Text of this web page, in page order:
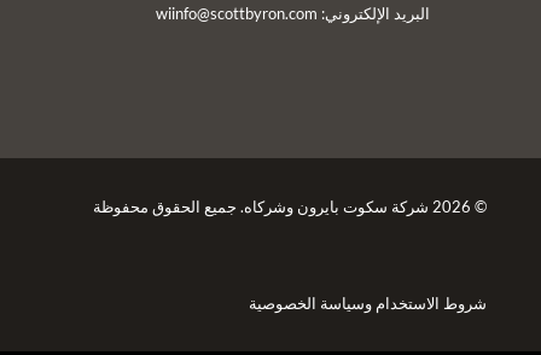
البريد الإلكتروني: wiinfo@scottbyron.com
© 2026 شركة سكوت بايرون وشركاه. جميع الحقوق محفوظة
شروط الاستخدام وسياسة الخصوصية